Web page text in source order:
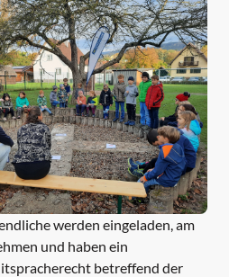
werden eingeladen, am
und haben ein
betreffend der